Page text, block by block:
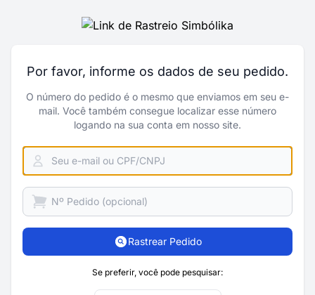
Por favor, informe os dados de seu pedido.
O número do pedido é o mesmo que enviamos em seu e-
mail. Você também consegue localizar esse número
logando na sua conta em nosso site.
Rastrear Pedido
Se preferir, você pode pesquisar: